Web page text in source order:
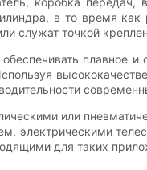
в то время как
служат точкой
плавное и
или
электрическими
для таких